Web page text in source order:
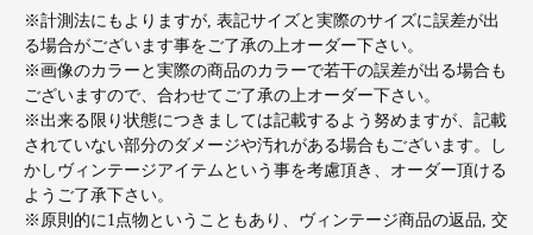
※計測法にもよりますが, 表記サイズと実際のサイズに誤差が出
る場合がございます事をご了承の上オーダー下さい。
※画像のカラーと実際の商品のカラーで若干の誤差が出る場合も
ございますので、合わせてご了承の上オーダー下さい。
※出来る限り状態につきましては記載するよう努めますが、記載
されていない部分のダメージや汚れがある場合もございます。し
かしヴィンテージアイテムという事を考慮頂き、オーダー頂ける
ようご了承下さい。
※原則的に1点物ということもあり、ヴィンテージ商品の返品, 交